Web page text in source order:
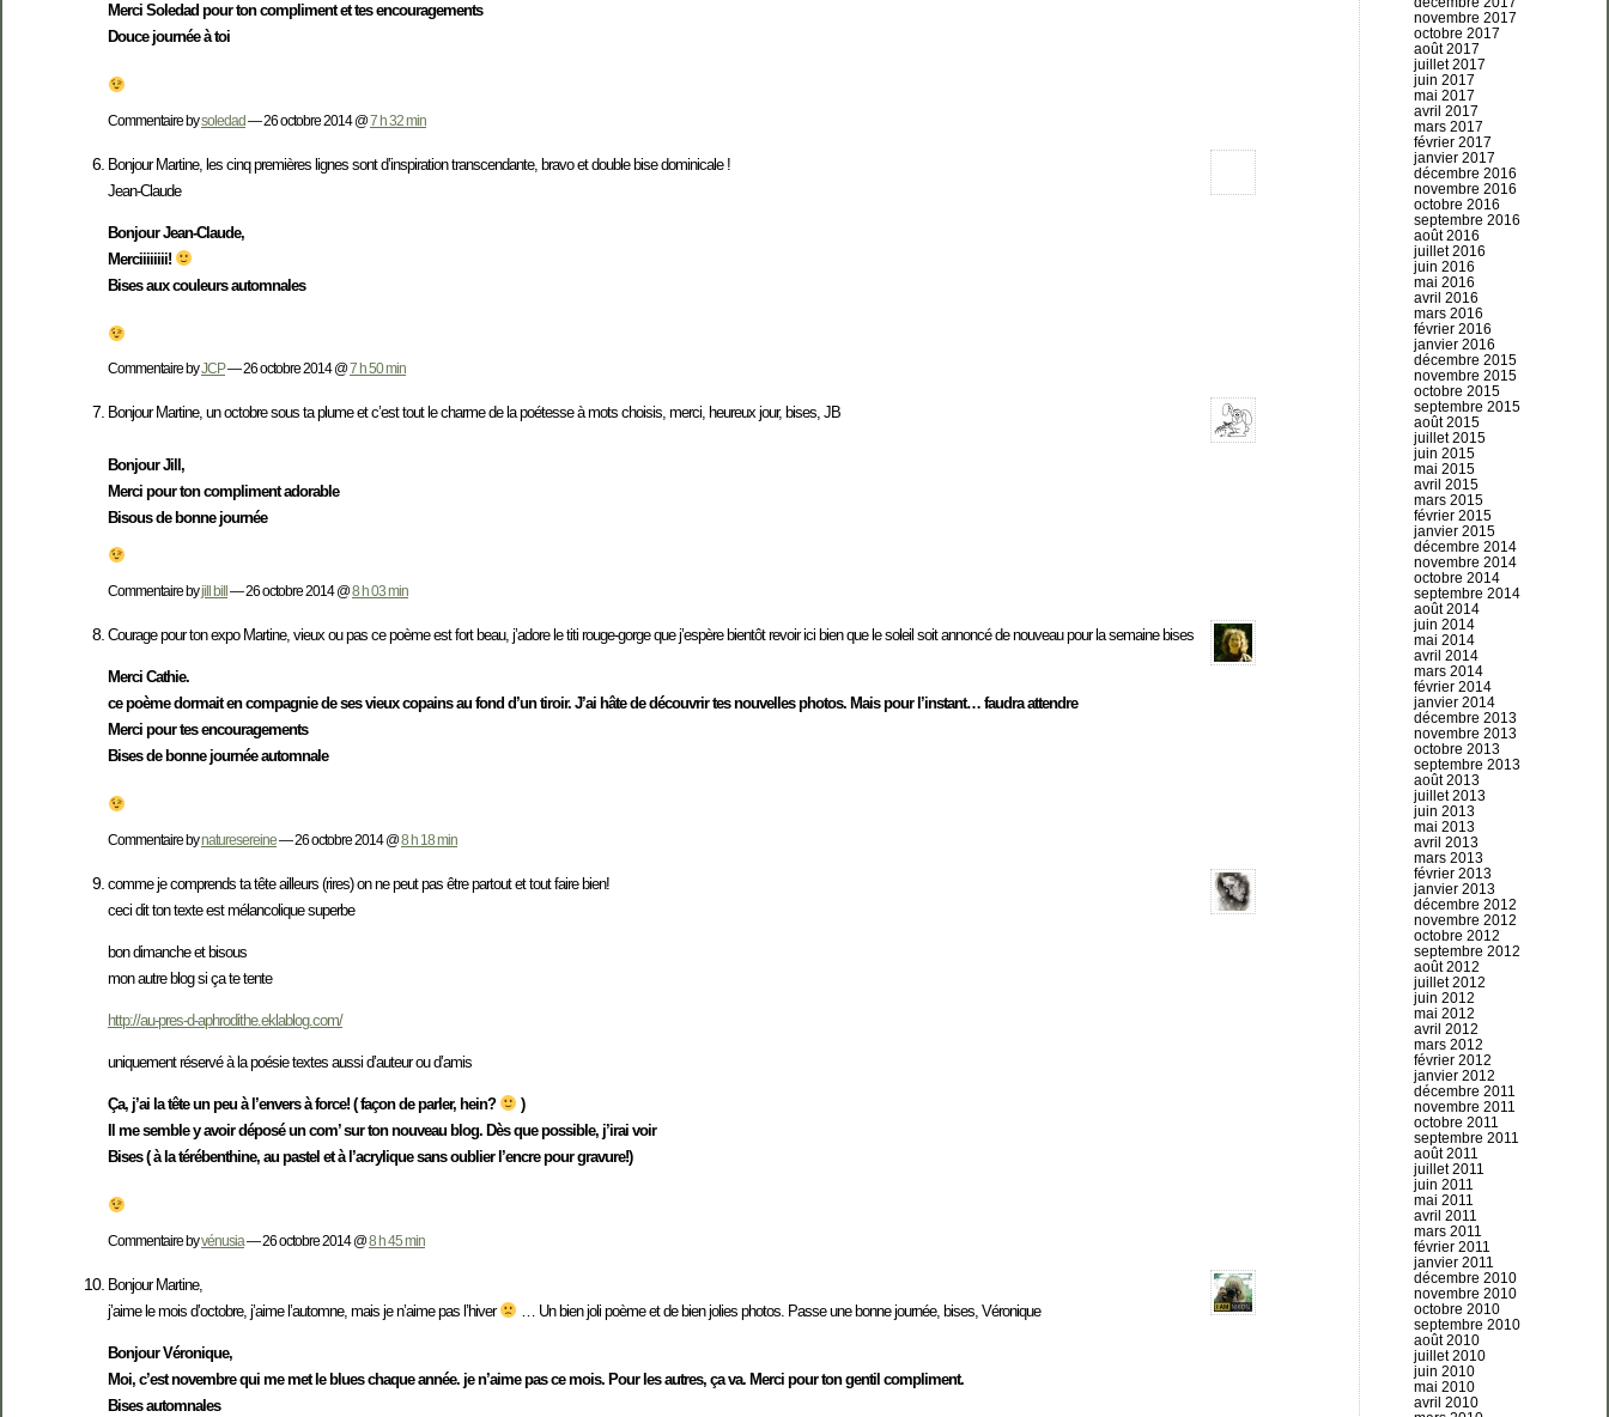
Merci Soledad pour ton compliment et tes encouragements
Douce journée à toi
Commentaire bysoledad— 26 octobre 2014 @7 h 32 min
Bonjour Martine, les cinq premières lignes sont d’inspiration transcendante, bravo et double bise dominicale !
Jean-Claude
Bonjour Jean-Claude,
Merciiiiiiii!
Bises aux couleurs automnales
Commentaire byJCP— 26 octobre 2014 @7 h 50 min
Bonjour Martine, un octobre sous ta plume et c’est tout le charme de la poétesse à mots choisis, merci, heureux jour, bises, JB
Bonjour Jill,
Merci pour ton compliment adorable
Bisous de bonne journée
Commentaire byjill bill — 26 octobre 2014 @8 h 03 min
Courage pour ton expo Martine, vieux ou pas ce poème est fort beau, j’adore le titi rouge-gorge que j’espère bientôt revoir ici bien que le soleil soit annoncé de nouveau pour la semaine bises
Merci Cathie.
ce poème dormait en compagnie de ses vieux copains au fond d’un tiroir. J’ai hâte de découvrir tes nouvelles photos. Mais pour l’instant… faudra attendre
Merci pour tes encouragements
Bises de bonne journée automnale
Commentaire bynaturesereine— 26 octobre 2014 @8 h 18 min
comme je comprends ta tête ailleurs (rires) on ne peut pas être partout et tout faire bien!
ceci dit ton texte est mélancolique superbe
bon dimanche et bisous
mon autre blog si ça te tente
http://au-pres-d-aphrodithe.eklablog.com/
uniquement réservé à la poésie textes aussi d’auteur ou d’amis
Ça, j’ai la tête un peu à l’envers à force! ( façon de parler, hein?
)
Il me semble y avoir déposé un com’ sur ton nouveau blog. Dès que possible, j’irai voir
Bises ( à la térébenthine, au pastel et à l’acrylique sans oublier l’encre pour gravure!)
Commentaire byvénusia— 26 octobre 2014 @8 h 45 min
Bonjour Martine,
j’aime le mois d’octobre, j’aime l’automne, mais je n’aime pas l’hiver
… Un bien joli poème et de bien jolies photos. Passe une bonne journée, bises, Véronique
Bonjour Véronique,
Moi, c’est novembre qui me met le blues chaque année. je n’aime pas ce mois. Pour les autres, ça va. Merci pour ton gentil compliment.
Bises automnales
novembre 2017
octobre 2017
août 2017
juillet 2017
juin 2017
mai 2017
avril 2017
mars 2017
février 2017
janvier 2017
décembre 2016
novembre 2016
octobre 2016
septembre 2016
août 2016
juillet 2016
juin 2016
mai 2016
avril 2016
mars 2016
février 2016
janvier 2016
décembre 2015
novembre 2015
octobre 2015
septembre 2015
août 2015
juillet 2015
juin 2015
mai 2015
avril 2015
mars 2015
février 2015
janvier 2015
décembre 2014
novembre 2014
octobre 2014
septembre 2014
août 2014
juin 2014
mai 2014
avril 2014
mars 2014
février 2014
janvier 2014
décembre 2013
novembre 2013
octobre 2013
septembre 2013
août 2013
juillet 2013
juin 2013
mai 2013
avril 2013
mars 2013
février 2013
janvier 2013
décembre 2012
novembre 2012
octobre 2012
septembre 2012
août 2012
juillet 2012
juin 2012
mai 2012
avril 2012
mars 2012
février 2012
janvier 2012
décembre 2011
novembre 2011
octobre 2011
septembre 2011
août 2011
juillet 2011
juin 2011
mai 2011
avril 2011
mars 2011
février 2011
janvier 2011
décembre 2010
novembre 2010
octobre 2010
septembre 2010
août 2010
juillet 2010
juin 2010
mai 2010
avril 2010